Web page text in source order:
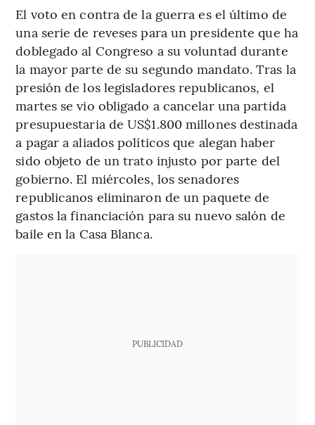
El voto en contra de la guerra es el último de
una serie de reveses para un presidente que ha
doblegado al Congreso a su voluntad durante
la mayor parte de su segundo mandato. Tras la
presión de los legisladores republicanos, el
martes se vio obligado a cancelar una partida
presupuestaria de US$1.800 millones destinada
a pagar a aliados políticos que alegan haber
sido objeto de un trato injusto por parte del
gobierno. El miércoles, los senadores
republicanos eliminaron de un paquete de
gastos la financiación para su nuevo salón de
baile en la Casa Blanca.
PUBLICIDAD